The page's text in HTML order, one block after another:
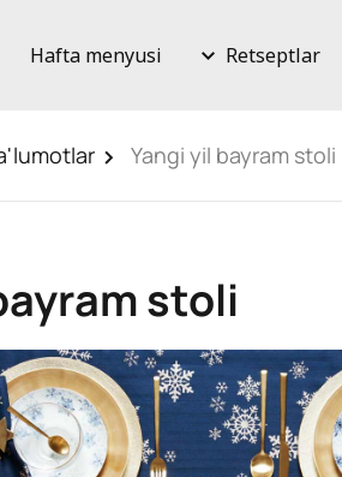
Hafta menyusi Retseptlar
Yangi yil bayram stoli
stoli